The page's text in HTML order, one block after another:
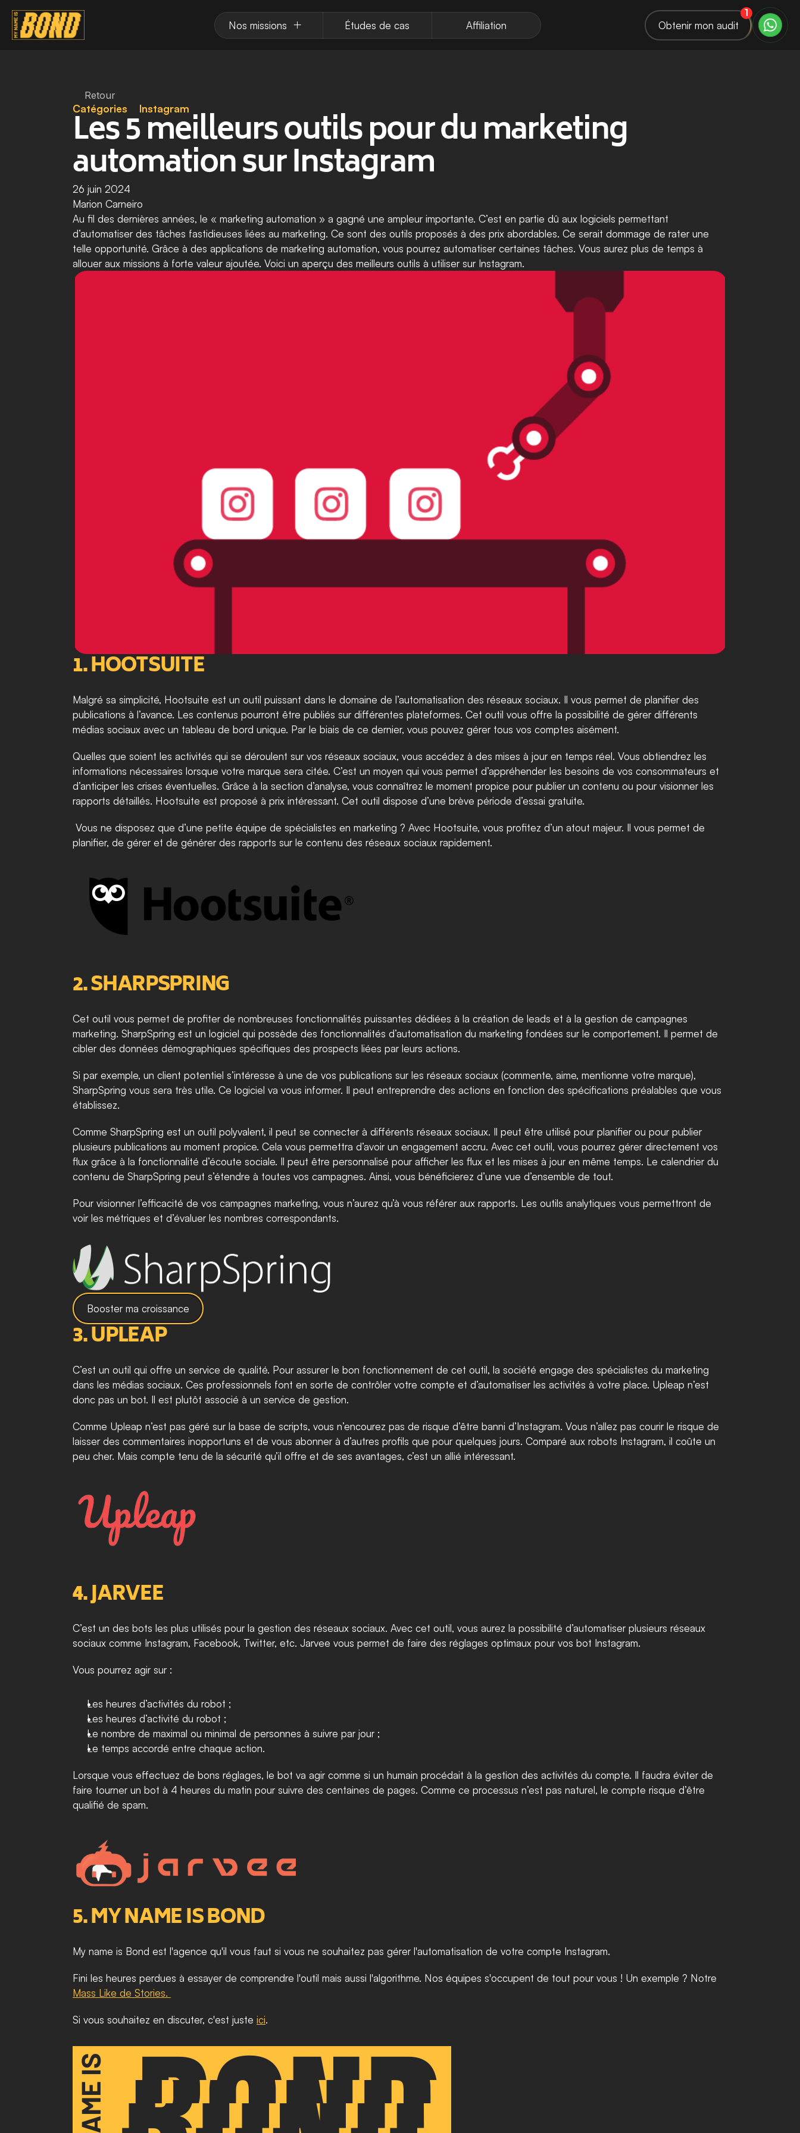
Nos missions Études de cas Affiliation Obtenir mon audit
1
Retour
Catégories Instagram
Les 5 meilleurs outils pour du marketing
automation sur Instagram
26 juin 2024
Marion Carneiro
Au fil des dernières années, le « marketing automation » a gagné une ampleur importante. C’est en partie dû aux logiciels permettant
d’automatiser des tâches fastidieuses liées au marketing. Ce sont des outils proposés à des prix abordables. Ce serait dommage de rater une
telle opportunité. Grâce à des applications de marketing automation, vous pourrez automatiser certaines tâches. Vous aurez plus de temps à
allouer aux missions à forte valeur ajoutée. Voici un aperçu des meilleurs outils à utiliser sur Instagram.
1. HOOTSUITE
Malgré sa simplicité, Hootsuite est un outil puissant dans le domaine de l’automatisation des réseaux sociaux. Il vous permet de planifier des
publications à l’avance. Les contenus pourront être publiés sur différentes plateformes. Cet outil vous offre la possibilité de gérer différents
médias sociaux avec un tableau de bord unique. Par le biais de ce dernier, vous pouvez gérer tous vos comptes aisément.
Quelles que soient les activités qui se déroulent sur vos réseaux sociaux, vous accédez à des mises à jour en temps réel. Vous obtiendrez les
informations nécessaires lorsque votre marque sera citée. C’est un moyen qui vous permet d’appréhender les besoins de vos consommateurs et
d’anticiper les crises éventuelles. Grâce à la section d’analyse, vous connaîtrez le moment propice pour publier un contenu ou pour visionner les
rapports détaillés. Hootsuite est proposé à prix intéressant. Cet outil dispose d’une brève période d’essai gratuite.
Vous ne disposez que d’une petite équipe de spécialistes en marketing ? Avec Hootsuite, vous profitez d’un atout majeur. Il vous permet de
planifier, de gérer et de générer des rapports sur le contenu des réseaux sociaux rapidement.
2. SHARPSPRING
Cet outil vous permet de profiter de nombreuses fonctionnalités puissantes dédiées à la création de leads et à la gestion de campagnes
marketing. SharpSpring est un logiciel qui possède des fonctionnalités d’automatisation du marketing fondées sur le comportement. Il permet de
cibler des données démographiques spécifiques des prospects liées par leurs actions. ​
Si par exemple, un client potentiel s’intéresse à une de vos publications sur les réseaux sociaux (commente, aime, mentionne votre marque),
SharpSpring vous sera très utile. Ce logiciel va vous informer. Il peut entreprendre des actions en fonction des spécifications préalables que vous
établissez.
Comme SharpSpring est un outil polyvalent, il peut se connecter à différents réseaux sociaux. Il peut être utilisé pour planifier ou pour publier
plusieurs publications au moment propice. Cela vous permettra d’avoir un engagement accru. Avec cet outil, vous pourrez gérer directement vos
flux grâce à la fonctionnalité d’écoute sociale. Il peut être personnalisé pour afficher les flux et les mises à jour en même temps. Le calendrier du
contenu de SharpSpring peut s’étendre à toutes vos campagnes. Ainsi, vous bénéficierez d’une vue d’ensemble de tout.
Pour visionner l’efficacité de vos campagnes marketing, vous n’aurez qu’à vous référer aux rapports. Les outils analytiques vous permettront de
voir les métriques et d’évaluer les nombres correspondants.
Booster ma croissance
3. UPLEAP
C’est un outil qui offre un service de qualité. Pour assurer le bon fonctionnement de cet outil, la société engage des spécialistes du marketing
dans les médias sociaux. Ces professionnels font en sorte de contrôler votre compte et d’automatiser les activités à votre place. Upleap n’est
donc pas un bot. Il est plutôt associé à un service de gestion.
Comme Upleap n’est pas géré sur la base de scripts, vous n’encourez pas de risque d’être banni d’Instagram. Vous n’allez pas courir le risque de
laisser des commentaires inopportuns et de vous abonner à d’autres profils que pour quelques jours. Comparé aux robots Instagram, il coûte un
peu cher. Mais compte tenu de la sécurité qu’il offre et de ses avantages, c’est un allié intéressant.
4. JARVEE
C’est un des bots les plus utilisés pour la gestion des réseaux sociaux. Avec cet outil, vous aurez la possibilité d’automatiser plusieurs réseaux
sociaux comme Instagram, Facebook, Twitter, etc. Jarvee vous permet de faire des réglages optimaux pour vos bot Instagram.
Vous pourrez agir sur :
Les heures d’activités du robot ;
Les heures d’activité du robot ;
Le nombre de maximal ou minimal de personnes à suivre par jour ;
Le temps accordé entre chaque action.
Lorsque vous effectuez de bons réglages, le bot va agir comme si un humain procédait à la gestion des activités du compte. Il faudra éviter de
faire tourner un bot à 4 heures du matin pour suivre des centaines de pages. Comme ce processus n’est pas naturel, le compte risque d’être
qualifié de spam.
5. MY NAME IS BOND
My name is Bond est l'agence qu'il vous faut si vous ne souhaitez pas gérer l'automatisation de votre compte Instagram.
Mass Like de Stories.
Si vous souhaitez en discuter, c'est juste ici.